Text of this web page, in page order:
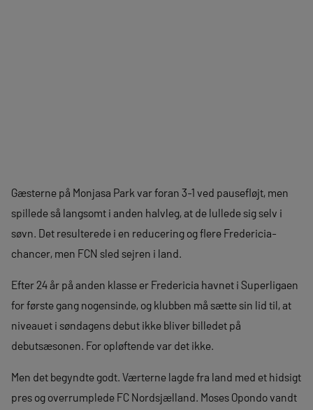
Gæsterne på Monjasa Park var foran 3-1 ved pausefløjt, men
spillede så langsomt i anden halvleg, at de lullede sig selv i
søvn. Det resulterede i en reducering og flere Fredericia-
chancer, men FCN sled sejren i land.
Efter 24 år på anden klasse er Fredericia havnet i Superligaen
for første gang nogensinde, og klubben må sætte sin lid til, at
niveauet i søndagens debut ikke bliver billedet på
debutsæsonen. For opløftende var det ikke.
Men det begyndte godt. Værterne lagde fra land med et hidsigt
pres og overrumplede FC Nordsjælland. Moses Opondo vandt